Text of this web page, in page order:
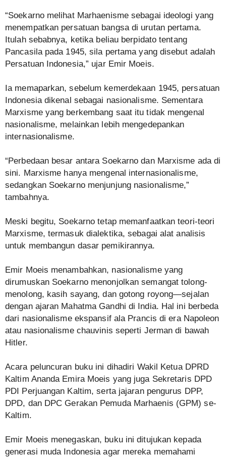
“Soekarno melihat Marhaenisme sebagai ideologi yang
menempatkan persatuan bangsa di urutan pertama.
Itulah sebabnya, ketika beliau berpidato tentang
Pancasila pada 1945, sila pertama yang disebut adalah
Persatuan Indonesia,” ujar Emir Moeis.
Ia memaparkan, sebelum kemerdekaan 1945, persatuan
Indonesia dikenal sebagai nasionalisme. Sementara
Marxisme yang berkembang saat itu tidak mengenal
nasionalisme, melainkan lebih mengedepankan
internasionalisme.
“Perbedaan besar antara Soekarno dan Marxisme ada di
sini. Marxisme hanya mengenal internasionalisme,
sedangkan Soekarno menjunjung nasionalisme,”
tambahnya.
Meski begitu, Soekarno tetap memanfaatkan teori-teori
Marxisme, termasuk dialektika, sebagai alat analisis
untuk membangun dasar pemikirannya.
Emir Moeis menambahkan, nasionalisme yang
dirumuskan Soekarno menonjolkan semangat tolong-
menolong, kasih sayang, dan gotong royong—sejalan
dengan ajaran Mahatma Gandhi di India. Hal ini berbeda
dari nasionalisme ekspansif ala Prancis di era Napoleon
atau nasionalisme chauvinis seperti Jerman di bawah
Hitler.
Acara peluncuran buku ini dihadiri Wakil Ketua DPRD
Kaltim Ananda Emira Moeis yang juga Sekretaris DPD
PDI Perjuangan Kaltim, serta jajaran pengurus DPP,
DPD, dan DPC Gerakan Pemuda Marhaenis (GPM) se-
Kaltim.
Emir Moeis menegaskan, buku ini ditujukan kepada
generasi muda Indonesia agar mereka memahami